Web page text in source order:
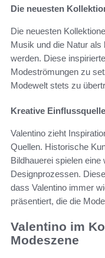
Die neuesten
Die neuesten
Musik und die Natur
werden. Diese
Modeströmungen zu
Modewelt stets zu
Kreative
Valentino zieht
Quellen. Historische
Bildhauerei spielen eine
Designprozessen.
dass Valentino immer
präsentiert, die die
Valentino im
Modeszene